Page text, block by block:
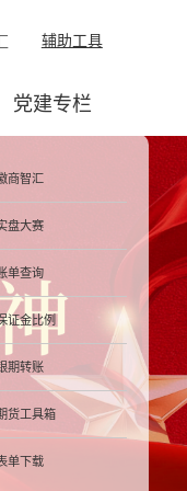
辅助工具
党建专栏
商智汇
盘大赛
单查询
证金比例
期转账
货工具箱
单下载